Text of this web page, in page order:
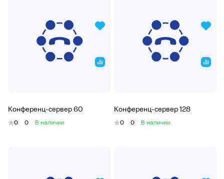
Конференц-сервер 60
0 0 В наличии
Конференц-сервер 128
0 0 В наличии